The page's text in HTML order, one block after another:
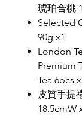
琥珀合桃
Selected
90g x1
London
Premium
Tea 6pcs
皮質手提
18.5cmW